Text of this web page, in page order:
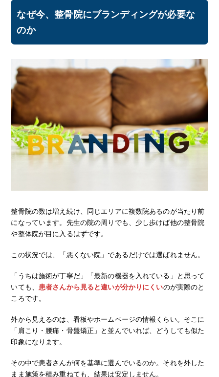
なぜ今、整骨院にブランディングが必要な
のか
整骨院の数は増え続け、同じエリアに複数院あるのが当たり前
になっています。先生の院の周りでも、少し歩けば他の整骨院
や整体院が目に入るはずです。
この状況では、「悪くない院」であるだけでは選ばれません。
「うちは施術が丁寧だ」「最新の機器を入れている」と思って
いても、 患者さんから見ると違いが分かりにくいのが実際のと
ころです。
外から見えるのは、看板やホームページの情報くらい。そこに
「肩こり・腰痛・骨盤矯正」と並んでいれば、どうしても似た
印象になります。
その中で患者さんが何を基準に選んでいるのか。それを外した
まま施策を積み重ねても、結果は安定しません。